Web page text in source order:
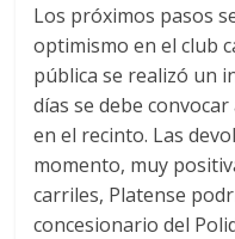
Los próximos pasos
optimismo en el club
pública se realizó un
días se debe
en el recinto. Las
momento, muy
carriles, Platense
concesionario del